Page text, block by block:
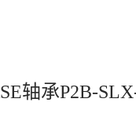
轴承P2B-